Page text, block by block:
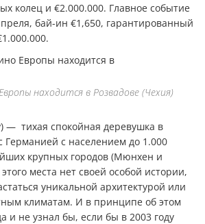
колец и €2.000.000. Главное событие
бай-ин €1,650, гарантированный
находится в Розвадове (Чехия)
— тихая спокойная деревушка в
Германией с населением до 1.000
крупных городов (Мюнхен и
места нет своей особой истории,
уникальной архитектурой или
климатам. И в принципе об этом
и не узнал бы, если бы в 2003 году